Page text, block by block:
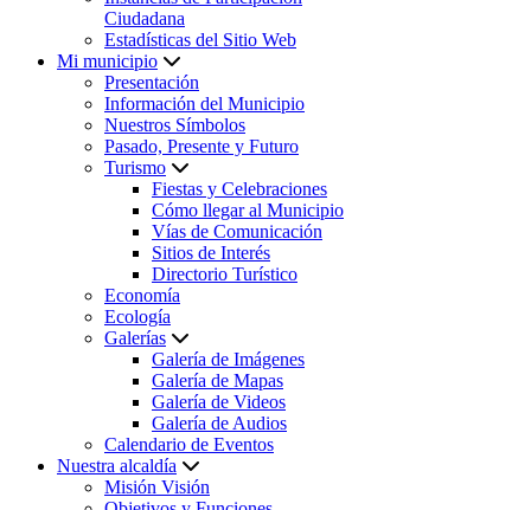
Ciudadana
Estadísticas del Sitio Web
Mi municipio
Presentación
Información del Municipio
Nuestros Símbolos
Pasado, Presente y Futuro
Turismo
Fiestas y Celebraciones
Cómo llegar al Municipio
Vías de Comunicación
Sitios de Interés
Directorio Turístico
Economía
Ecología
Galerías
Galería de Imágenes
Galería de Mapas
Galería de Videos
Galería de Audios
Calendario de Eventos
Nuestra alcaldía
Misión Visión